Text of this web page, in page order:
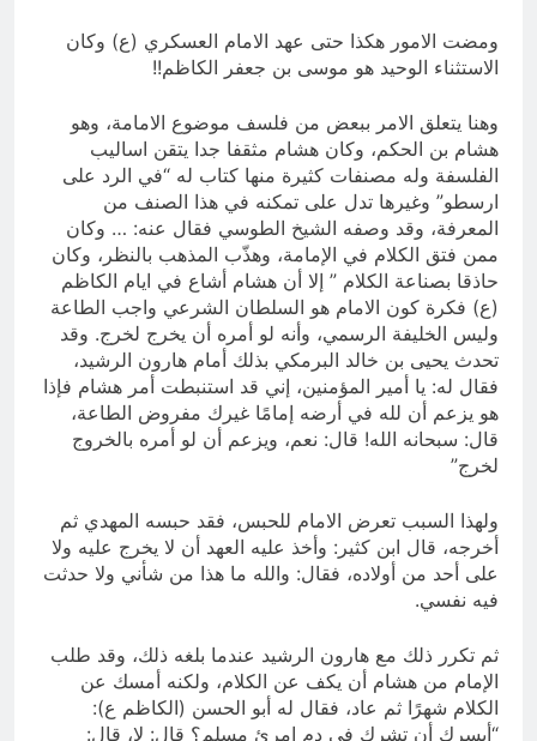
ومضت الامور هكذا حتى عهد الامام العسكري (ع) وكان
الاستثناء الوحيد هو موسى بن جعفر الكاظم!!
وهنا يتعلق الامر ببعض من فلسف موضوع الامامة، وهو
هشام بن الحكم، وكان هشام مثقفا جدا يتقن اساليب
الفلسفة وله مصنفات كثيرة منها كتاب له “في الرد على
ارسطو” وغيرها تدل على تمكنه في هذا الصنف من
المعرفة، وقد وصفه الشيخ الطوسي فقال عنه: … وكان
ممن فتق الكلام في الإمامة، وهذّب المذهب بالنظر، وكان
حاذقا بصناعة الكلام ” إلا أن هشام أشاع في ايام الكاظم
(ع) فكرة كون الامام هو السلطان الشرعي واجب الطاعة
وليس الخليفة الرسمي، وأنه لو أمره أن يخرج لخرج. وقد
تحدث يحيى بن خالد البرمكي بذلك أمام هارون الرشيد،
فقال له: يا أمير المؤمنين، إني قد استنبطت أمر هشام فإذا
هو يزعم أن لله في أرضه إمامًا غيرك مفروض الطاعة،
قال: سبحانه الله! قال: نعم، ويزعم أن لو أمره بالخروج
لخرج”
ولهذا السبب تعرض الامام للحبس، فقد حبسه المهدي ثم
أخرجه، قال ابن كثير: وأخذ عليه العهد أن لا يخرج عليه ولا
على أحد من أولاده، فقال: والله ما هذا من شأني ولا حدثت
فيه نفسي.
ثم تكرر ذلك مع هارون الرشيد عندما بلغه ذلك، وقد طلب
الإمام من هشام أن يكف عن الكلام، ولكنه أمسك عن
الكلام شهرًا ثم عاد، فقال له أبو الحسن (الكاظم ع):
“أيسرك أن تشرك في دم امرئ مسلم؟ قال: لا، قال: